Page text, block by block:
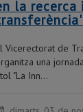
la recerca
Vicerectorat de
una
"La Inn...